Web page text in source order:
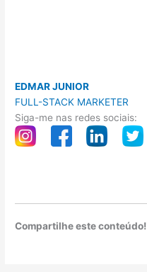
EDMAR JUNIOR
FULL-STACK MARKETER
Siga-me nas redes sociais:
Compartilhe este conteúdo!